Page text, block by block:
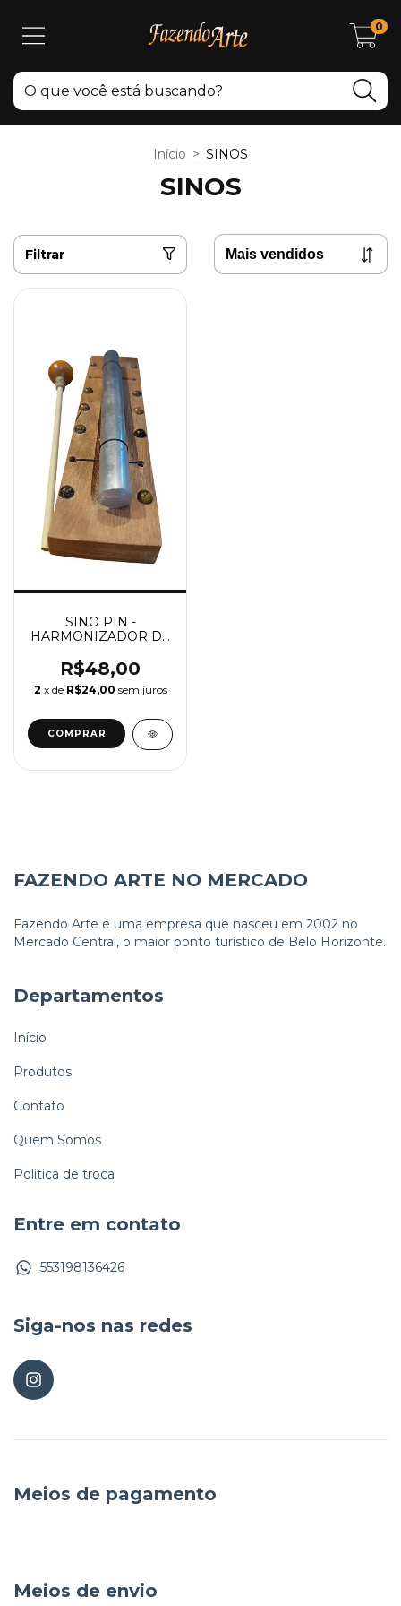
0
Início > SINOS
SINOS
Filtrar
SINO PIN -
HARMONIZADOR DE
R$48,00
2 x de R$24,00 sem juros
FAZENDO ARTE NO MERCADO
Fazendo Arte é uma empresa que nasceu em 2002 no
Mercado Central, o maior ponto turístico de Belo Horizonte.
Departamentos
Início
Produtos
Contato
Quem Somos
Politica de troca
Entre em contato
553198136426
Siga-nos nas redes
Meios de pagamento
Meios de envio